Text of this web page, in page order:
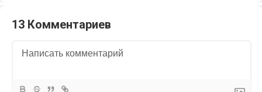
13 Комментариев